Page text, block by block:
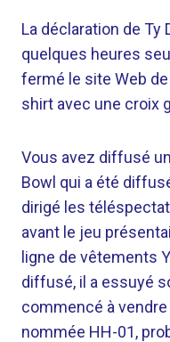
La déclaration de Ty
quelques heures
fermé le site Web
shirt avec une croix
Vous avez diffusé
Bowl qui a été
dirigé les
avant le jeu
ligne de vêtements
diffusé, il a essuyé
commencé à
nommée HH-01,